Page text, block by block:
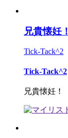
兄貴懐妊！
Tick-Tack^2
Tick-Tack^2
兄貴懐妊！